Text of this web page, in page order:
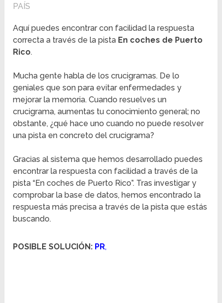
PAÍS
Aquí puedes encontrar con facilidad la respuesta
correcta a través de la pista En coches de Puerto
Rico.
Mucha gente habla de los crucigramas. De lo
geniales que son para evitar enfermedades y
mejorar la memoria. Cuando resuelves un
crucigrama, aumentas tu conocimiento general; no
obstante, ¿qué hace uno cuando no puede resolver
una pista en concreto del crucigrama?
Gracias al sistema que hemos desarrollado puedes
encontrar la respuesta con facilidad a través de la
pista “En coches de Puerto Rico”. Tras investigar y
comprobar la base de datos, hemos encontrado la
respuesta más precisa a través de la pista que estás
buscando.
POSIBLE SOLUCIÓN: PR,